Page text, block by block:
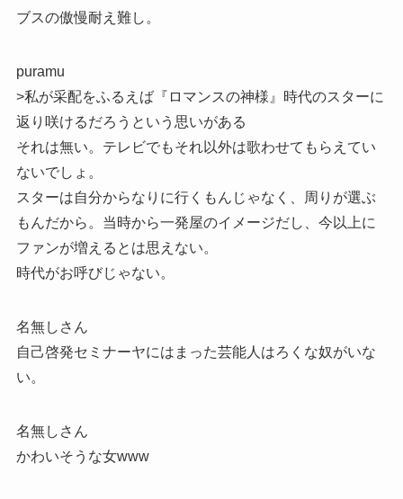
ブスの傲慢耐え難し。
puramu
>私が采配をふるえば『ロマンスの神様』時代のスターに
返り咲けるだろうという思いがある
それは無い。テレビでもそれ以外は歌わせてもらえてい
ないでしょ。
スターは自分からなりに行くもんじゃなく、周りが選ぶ
もんだから。当時から一発屋のイメージだし、今以上に
ファンが増えるとは思えない。
時代がお呼びじゃない。
名無しさん
自己啓発セミナーヤにはまった芸能人はろくな奴がいな
い。
名無しさん
かわいそうな女www